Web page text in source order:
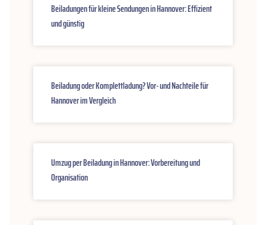
Beiladungen für kleine Sendungen in Hannover: Effizient
und günstig
Beiladung oder Komplettladung? Vor- und Nachteile für
Hannover im Vergleich
Umzug per Beiladung in Hannover: Vorbereitung und
Organisation